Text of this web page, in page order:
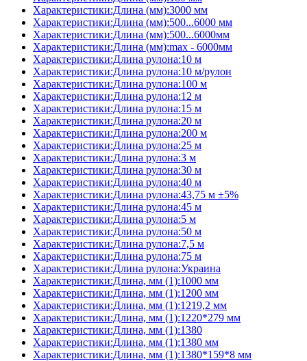
Характеристики:Длина (мм):3000 мм
Характеристики:Длина (мм):500...6000 мм
Характеристики:Длина (мм):500...6000мм
Характеристики:Длина (мм):max - 6000мм
Характеристики:Длина рулона:10 м
Характеристики:Длина рулона:10 м/рулон
Характеристики:Длина рулона:100 м
Характеристики:Длина рулона:12 м
Характеристики:Длина рулона:15 м
Характеристики:Длина рулона:20 м
Характеристики:Длина рулона:200 м
Характеристики:Длина рулона:25 м
Характеристики:Длина рулона:3 м
Характеристики:Длина рулона:30 м
Характеристики:Длина рулона:40 м
Характеристики:Длина рулона:43,75 м ±5%
Характеристики:Длина рулона:45 м
Характеристики:Длина рулона:5 м
Характеристики:Длина рулона:50 м
Характеристики:Длина рулона:7,5 м
Характеристики:Длина рулона:75 м
Характеристики:Длина рулона:Украина
Характеристики:Длина, мм (1):1000 мм
Характеристики:Длина, мм (1):1200 мм
Характеристики:Длина, мм (1):1219,2 мм
Характеристики:Длина, мм (1):1220*279 мм
Характеристики:Длина, мм (1):1380
Характеристики:Длина, мм (1):1380 мм
Характеристики:Длина, мм (1):1380*159*8 мм